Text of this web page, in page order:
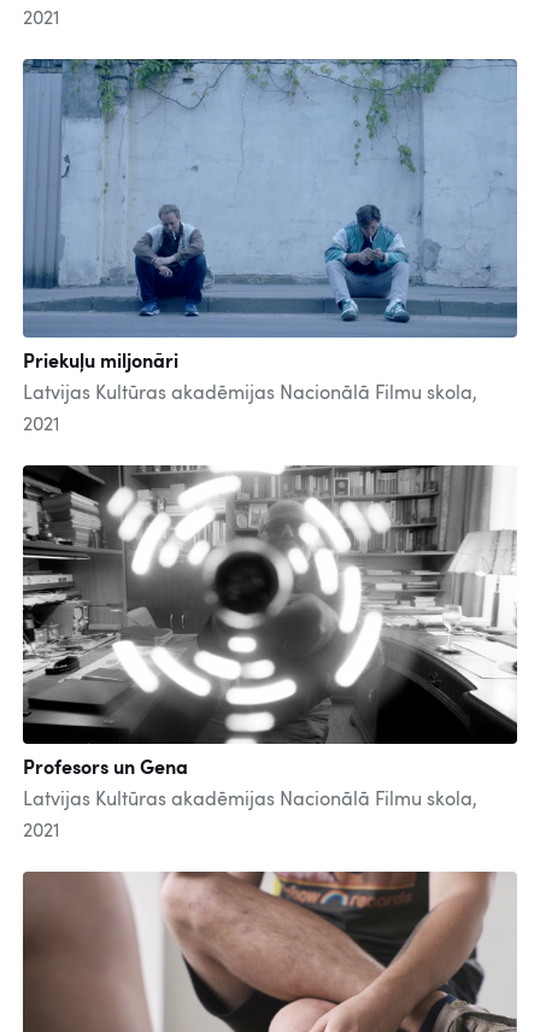
2021
Priekuļu miljonāri
Latvijas Kultūras akadēmijas Nacionālā Filmu skola,
2021
Profesors un Gena
Latvijas Kultūras akadēmijas Nacionālā Filmu skola,
2021